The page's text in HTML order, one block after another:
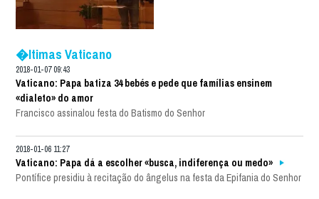
�ltimas Vaticano
2018-01-07 09:43
Vaticano: Papa batiza 34 bebés e pede que famílias ensinem
«dialeto» do amor
Francisco assinalou festa do Batismo do Senhor
2018-01-06 11:27
Vaticano: Papa dá a escolher «busca, indiferença ou medo»
Pontífice presidiu à recitação do ângelus na festa da Epifania do Senhor